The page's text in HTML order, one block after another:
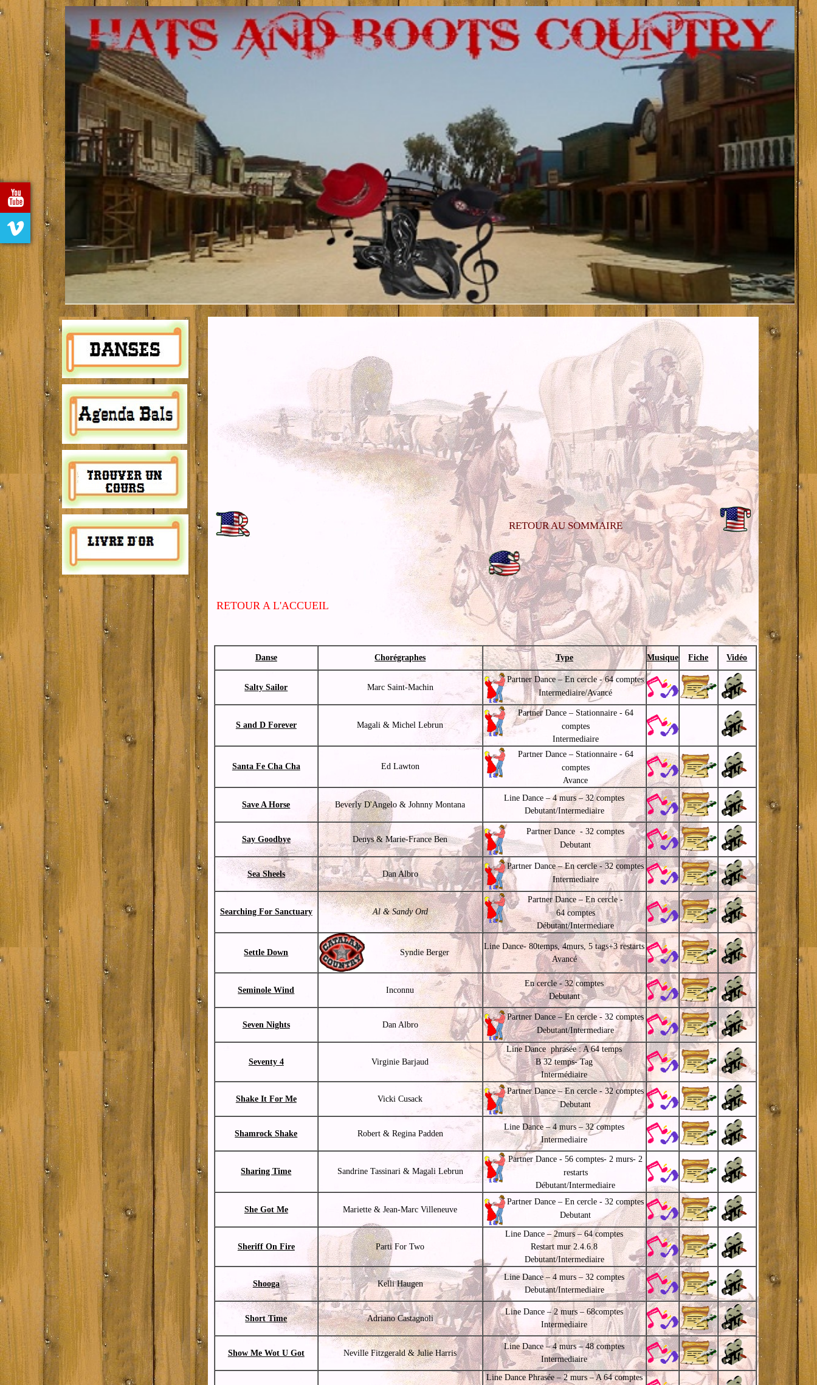
RETOUR AU SOMMAIRE
RETOUR A L'ACCUEIL
Danse Chorégraphes Type Musique Fiche Vidéo
Salty Sailor Marc Saint-Machin
Partner Dance – En cercle - 64 comptes
Intermediaire/Avancé
S and D Forever Magali & Michel Lebrun
Partner Dance – Stationnaire - 64
comptes
Intermediaire
Santa Fe Cha Cha Ed Lawton
Partner Dance – Stationnaire - 64
comptes
Avance
Save A Horse Beverly D'Angelo & Johnny Montana
Line Dance – 4 murs – 32 comptes
Debutant/Intermediaire
Say Goodbye Denys & Marie-France Ben
Partner Dance - 32 comptes
Debutant
Sea Sheels Dan Albro
Partner Dance – En cercle - 32 comptes
Intermediaire
Searching For Sanctuary Al & Sandy Ord
Partner Dance – En cercle -
64 comptes
Débutant/Intermediare
Settle Down Syndie Berger
Line Dance- 80temps, 4murs, 5 tags+3 restarts
Avancé
Seminole Wind Inconnu
En cercle - 32 comptes
Debutant
Seven Nights Dan Albro
Partner Dance – En cercle - 32 comptes
Debutant/Intermediare
Seventy 4 Virginie Barjaud
Line Dance phrasée : A 64 temps
B 32 temps- Tag
Intermédiaire
Shake It For Me Vicki Cusack
Partner Dance – En cercle - 32 comptes
Debutant
Shamrock Shake Robert & Regina Padden
Line Dance – 4 murs – 32 comptes
Intermediaire
Sharing Time Sandrine Tassinari & Magali Lebrun
Partner Dance - 56 comptes- 2 murs- 2
restarts
Débutant/Intermediaire
She Got Me Mariette & Jean-Marc Villeneuve
Partner Dance – En cercle - 32 comptes
Debutant
Sheriff On Fire Parti For Two
Line Dance – 2murs – 64 comptes
Restart mur 2.4.6.8
Debutant/Intermediaire
Shooga Kelli Haugen
Line Dance – 4 murs – 32 comptes
Debutant/Intermediaire
Short Time Adriano Castagnoli
Line Dance – 2 murs – 68comptes
Intermediaire
Show Me Wot U Got Neville Fitzgerald & Julie Harris
Line Dance – 4 murs – 48 comptes
Intermediaire
Line Dance Phrasée – 2 murs – A 64 comptes